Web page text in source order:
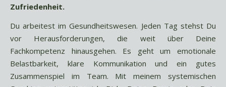
Zufriedenheit.
Du arbeitest im Gesundheitswesen. Jeden Tag stehst Du
vor Herausforderungen, die weit über Deine
Fachkompetenz hinausgehen. Es geht um emotionale
Belastbarkeit, klare Kommunikation und ein gutes
Zusammenspiel im Team. Mit meinem systemischen